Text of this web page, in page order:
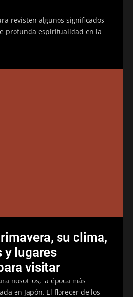
revisten algunos significados
profunda espiritualidad en la
su clima,
y lugares
visitar
nosotros, la época más
en Japón. El florecer de los